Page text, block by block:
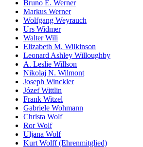
Bruno E. Werner
Markus Werner
Wolfgang Weyrauch
Urs Widmer
Walter Wili
Elizabeth M. Wilkinson
Leonard Ashley Willoughby
A. Leslie Willson
Nikolaj N. Wilmont
Joseph Winckler
Józef Wittlin
Frank Witzel
Gabriele Wohmann
Christa Wolf
Ror Wolf
Uljana Wolf
Kurt Wolff (Ehrenmitglied)